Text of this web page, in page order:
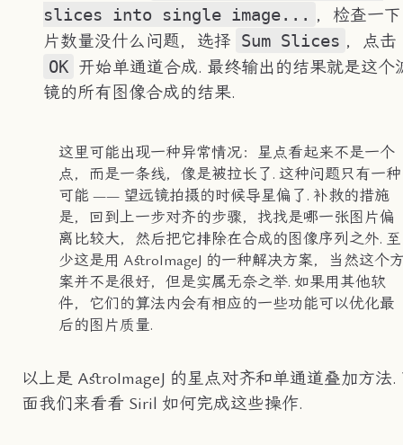
slices into single image... ，检查一
片数量没什么问题，选择 Sum Slices ，点击
OK 开始单通道合成. 最终输出的结果就是这个
镜的所有图像合成的结果.
这里可能出现一种异常情况：星点看起来不是一个
点，而是一条线，像是被拉长了. 这种问题只有一种
可能 —— 望远镜拍摄的时候导星偏了. 补救的措施
是，回到上一步对齐的步骤，找找是哪一张图片偏
离比较大，然后把它排除在合成的图像序列之外. 至
少这是用 AstroImageJ 的一种解决方案，当然这个
案并不是很好，但是实属无奈之举. 如果用其他软
件，它们的算法内会有相应的一些功能可以优化最
后的图片质量.
以上是 AstroImageJ 的星点对齐和单通道叠加方法.
面我们来看看 Siril 如何完成这些操作.